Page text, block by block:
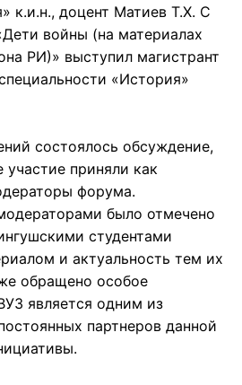
к.и.н., доцент Матиев Т.Х. С
войны (на материалах
РИ)» выступил магистрант
«История»
состоялось обсуждение,
приняли как
форума.
было отмечено
студентами
и актуальность тем их
обращено особое
является одним из
партнеров данной